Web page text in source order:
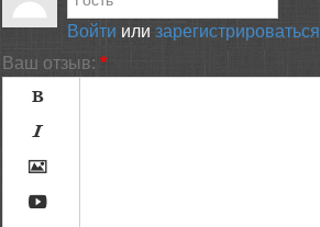
Войти илизарегистрироваться
Ваш отзыв: *



